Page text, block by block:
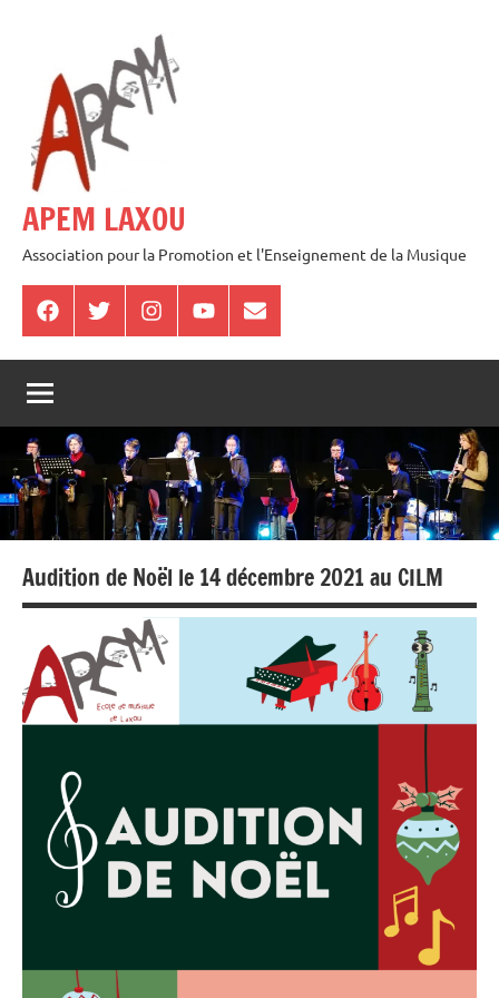
contenu
APEM LAXOU
Association pour la Promotion et l'Enseignement de la Musique
FacebookTwitterInstagramYoutube
E-
mail
Audition de Noël le 14 décembre 2021 au CILM